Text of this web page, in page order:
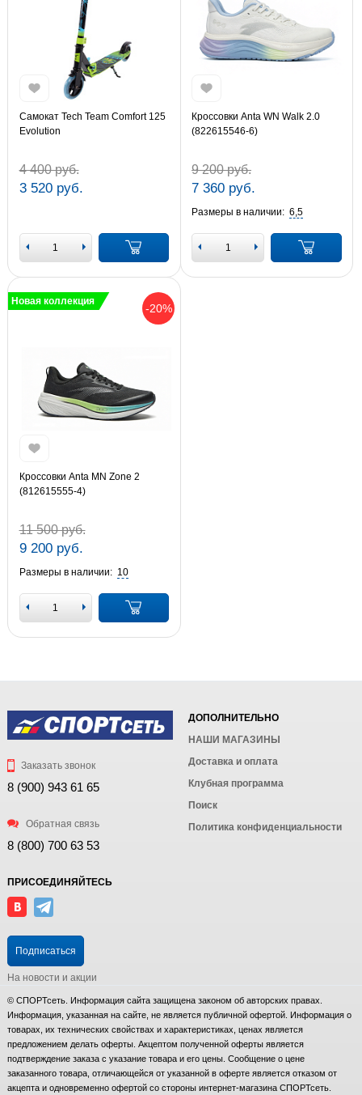
Самокат Tech Team Comfort 125
Evolution
4 400 руб.
3 520 руб.
Кроссовки Anta WN Walk 2.0
(822615546-6)
9 200 руб.
7 360 руб.
Размеры в наличии: 6,5
-20%
Новая коллекция
Кроссовки Anta MN Zone 2
(812615555-4)
11 500 руб.
9 200 руб.
Размеры в наличии: 10
Заказать звонок
8 (900) 943 61 65
Обратная связь
8 (800) 700 63 53
ДОПОЛНИТЕЛЬНО
НАШИ МАГАЗИНЫ
Доставка и оплата
Клубная программа
Поиск
Политика конфиденциальности
ПРИСОЕДИНЯЙТЕСЬ
Подписаться
На новости и акции
© СПОРТсеть. Информация сайта защищена законом об авторских правах.
Информация, указанная на сайте, не является публичной офертой. Информация о
товарах, их технических свойствах и характеристиках, ценах является
предложением делать оферты. Акцептом полученной оферты является
подтверждение заказа с указание товара и его цены. Сообщение о цене
заказанного товара, отличающейся от указанной в оферте является отказом от
акцепта и одновременно офертой со стороны интернет-магазина СПОРТсеть.